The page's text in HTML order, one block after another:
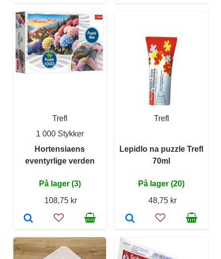
Trefl
1 000 Stykker
Hortensiaens
eventyrlige verden
På lager (3)
108,75 kr
Trefl
Lepidlo na puzzle Trefl
70ml
På lager (20)
48,75 kr